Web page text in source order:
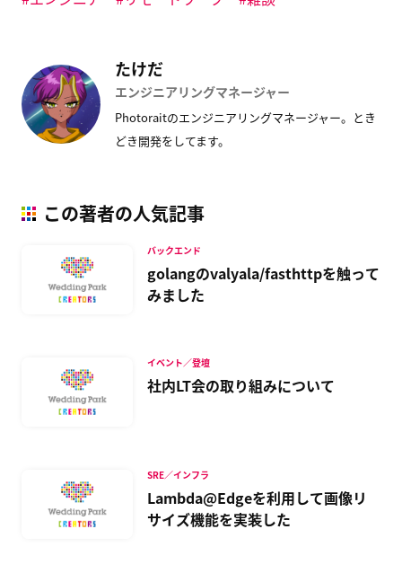
たけだ
エンジニアリングマネージャー
Photoraitのエンジニアリングマネージャー。とき
どき開発をしてます。
この著者の人気記事
golangのvalyala/fasthttpを触って
みました
バックエンド
社内LT会の取り組みについて
イベント／登壇
Lambda@Edgeを利用して画像リ
サイズ機能を実装した
SRE／インフラ